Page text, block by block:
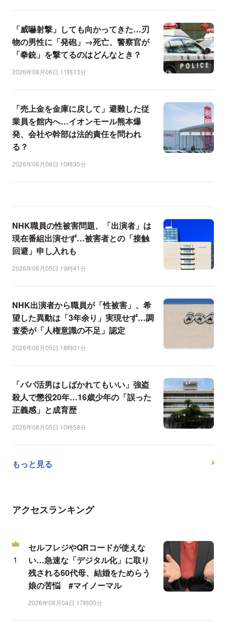
「威嚇射撃」しても向かってきた…刃
物の男性に「発砲」→死亡、警察官が
「拳銃」を撃てるのはどんなとき？
2026年08月06日 11時13分
「売上金を金庫に戻して」避難した従
業員を館内へ…イオンモール熊本爆
発、会社や幹部は法的責任を問われ
る？
2026年08月06日 10時35分
NHK職員の性被害問題、「出演者」は
現在番組出演せず…被害者との「接触
回避」申し入れも
2026年08月05日 19時41分
NHK出演者から職員が「性被害」、希
望した異動は「3年余り」実現せず…調
査委が「人権意識の不足」認定
2026年08月05日 18時01分
「パパ活男はしばかれてもいい」強盗
殺人で懲役20年…16歳少年の「誤った
正義感」と成育歴
2026年08月05日 10時58分
もっと見る
アクセスランキング
セルフレジやQRコードが使えな
い…急速な「デジタル化」に取り
残される60代母、結婚をためらう
娘の苦悩 #マイノーマル
2026年08月04日 17時00分